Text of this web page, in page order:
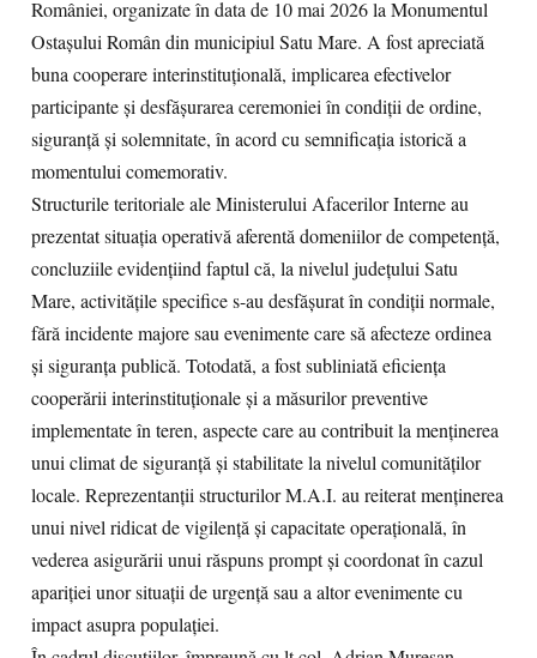
României, organizate în data de 10 mai 2026 la Monumentul
Ostașului Român din municipiul Satu Mare. A fost apreciată
buna cooperare interinstituțională, implicarea efectivelor
participante și desfășurarea ceremoniei în condiții de ordine,
siguranță și solemnitate, în acord cu semnificația istorică a
momentului comemorativ.
Structurile teritoriale ale Ministerului Afacerilor Interne au
prezentat situația operativă aferentă domeniilor de competență,
concluziile evidențiind faptul că, la nivelul județului Satu
Mare, activitățile specifice s-au desfășurat în condiții normale,
fără incidente majore sau evenimente care să afecteze ordinea
și siguranța publică. Totodată, a fost subliniată eficiența
cooperării interinstituționale și a măsurilor preventive
implementate în teren, aspecte care au contribuit la menținerea
unui climat de siguranță și stabilitate la nivelul comunităților
locale. Reprezentanții structurilor M.A.I. au reiterat menținerea
unui nivel ridicat de vigilență și capacitate operațională, în
vederea asigurării unui răspuns prompt și coordonat în cazul
apariției unor situații de urgență sau a altor evenimente cu
impact asupra populației.